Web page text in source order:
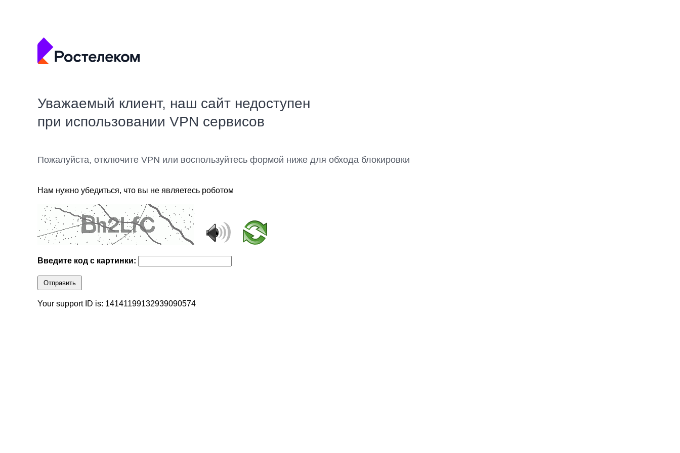
Уважаемый клиент, наш сайт недоступен
при использовании VPN сервисов
Пожалуйста, отключите VPN или воспользуйтесь формой ниже для обхода блокировки
Нам нужно убедиться, что вы не являетесь роботом
Введите код с картинки:
Отправить
Your support ID is: 14141199132939090574